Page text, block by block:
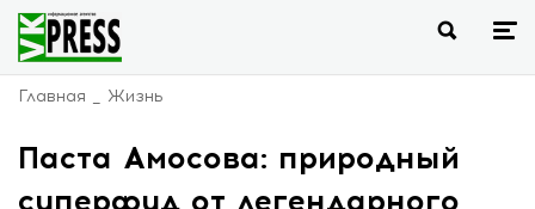
Главная Жизнь
Паста Амосова: природный
суперфуд от легендарного